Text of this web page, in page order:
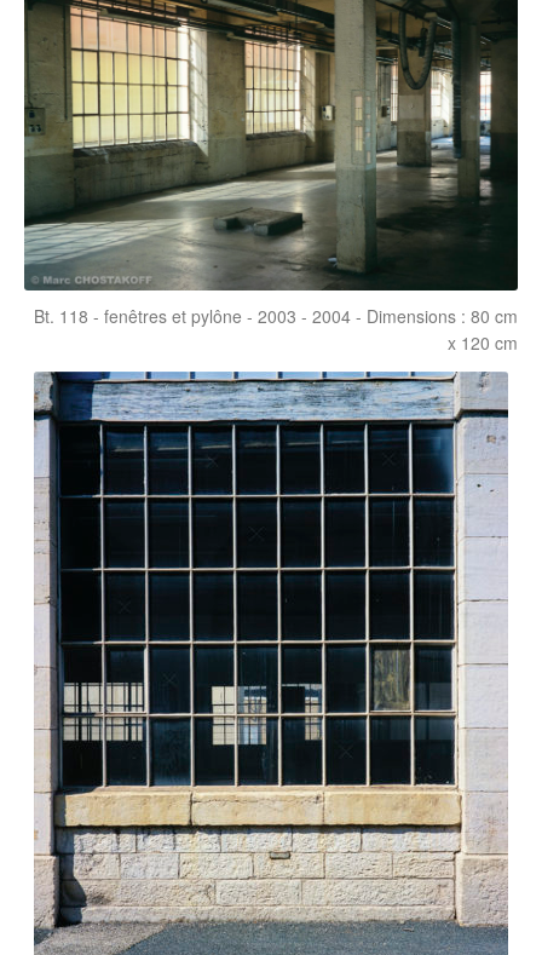
Bt. 118 - fenêtres et pylône - 2003 - 2004 - Dimensions : 80 cm
x 120 cm